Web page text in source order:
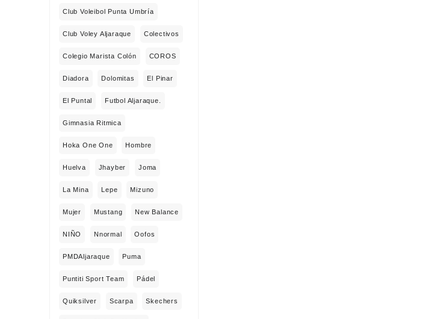
Club Voleibol Punta Umbría
Club Voley Aljaraque Colectivos
Colegio Marista Colón COROS
Diadora Dolomitas El Pinar
El Puntal Futbol Aljaraque.
Gimnasia Ritmica
Hoka One One Hombre
Huelva Jhayber Joma
La Mina Lepe Mizuno
Mujer Mustang New Balance
NIÑO Nnormal Oofos
PMDAljaraque Puma
Puntiti Sport Team Pádel
Quiksilver Scarpa Skechers